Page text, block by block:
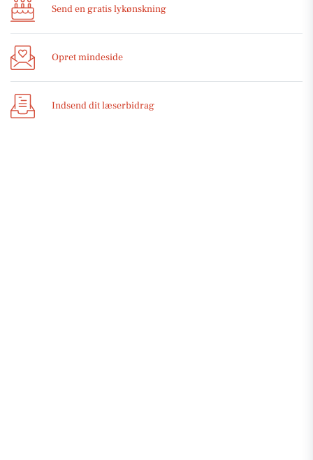
Send en gratis lykønskning
Opret mindeside
Indsend dit læserbidrag